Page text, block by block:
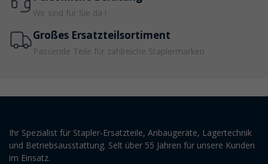
Wir sind für Sie da !
Großes Ersatzteilsortiment
Passende Teile für zahlreiche Staplermarken
Ihr Spezialist für Stapler-Ersatzteile, Anbaugeräte, Lagertechnik
und Betriebsausstattung. Selt über 55 Jahren für unsere Kunden
im Einsatz.